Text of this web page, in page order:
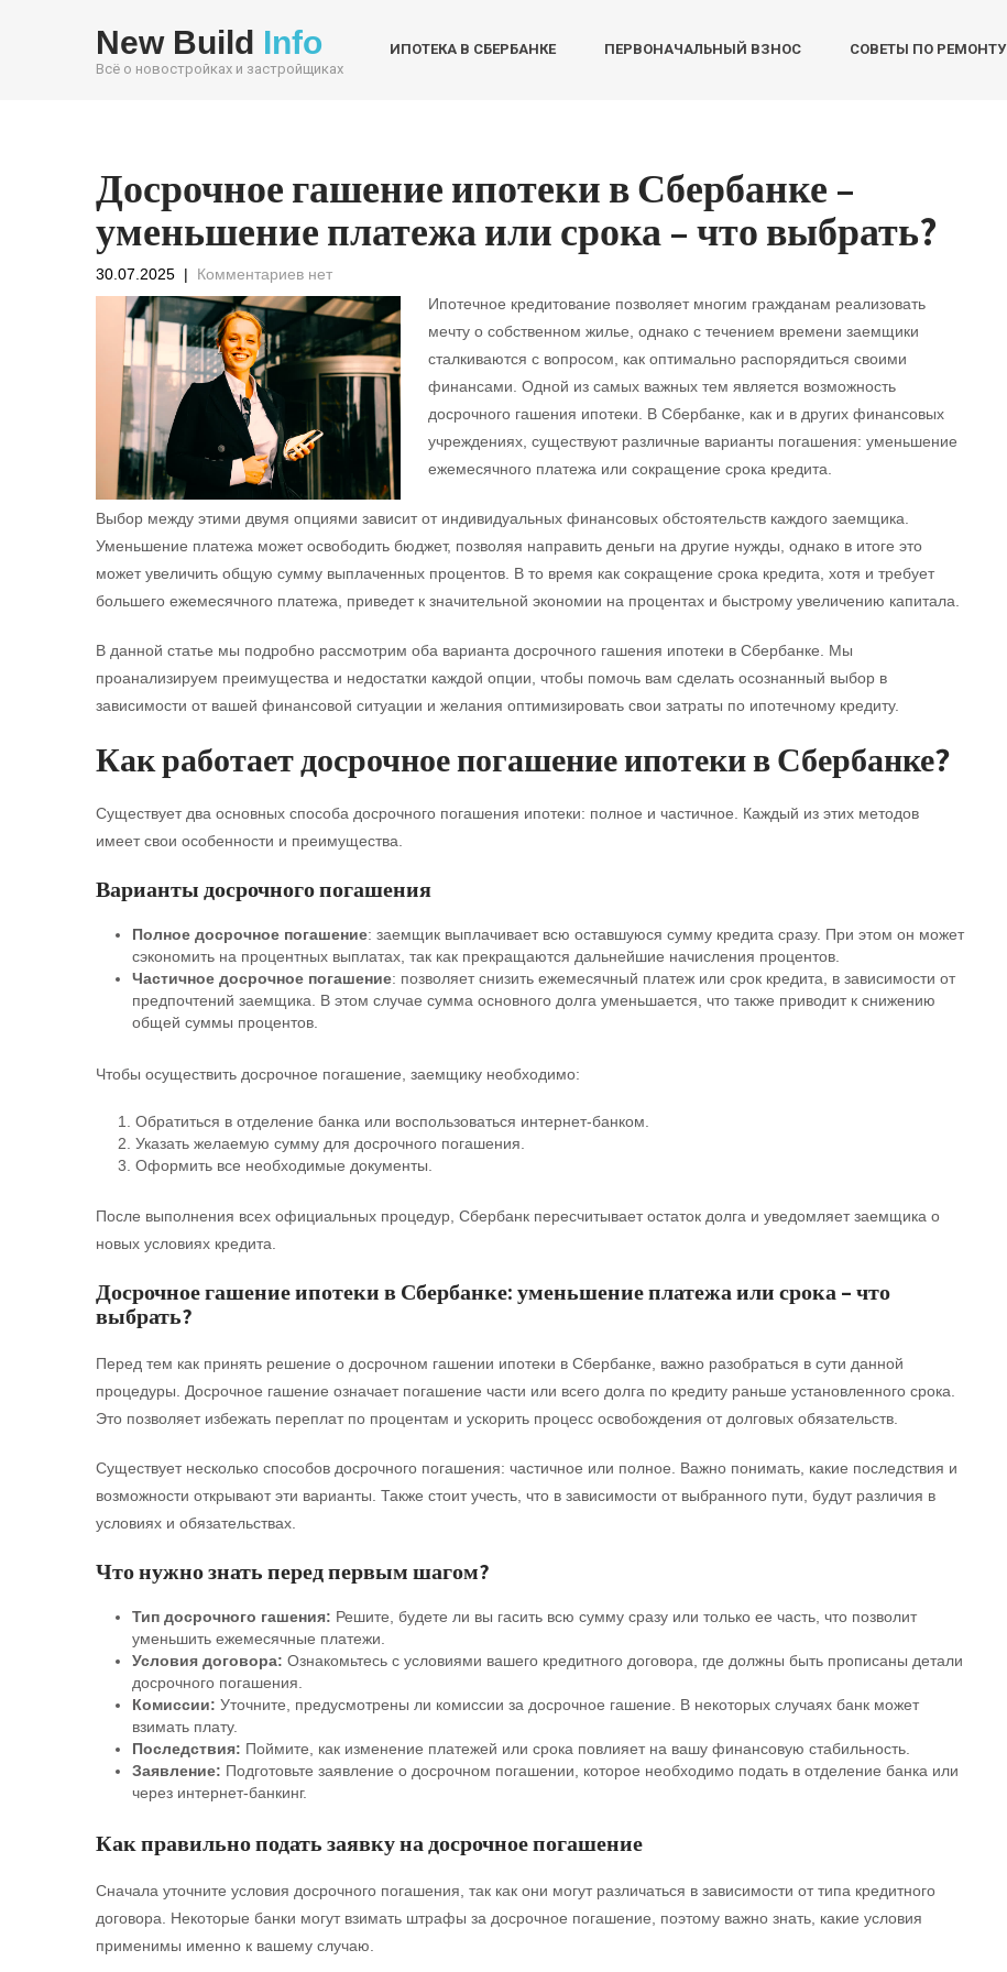
New Build Info
Всё о новостройках и застройщиках
ИПОТЕКА В СБЕРБАНКЕ ПЕРВОНАЧАЛЬНЫЙ ВЗНОС СОВЕТЫ ПО РЕМОНТУ
Досрочное гашение ипотеки в Сбербанке –
уменьшение платежа или срока – что выбрать?
30.07.2025 | Комментариев нет
Ипотечное кредитование позволяет многим гражданам реализовать
мечту о собственном жилье, однако с течением времени заемщики
сталкиваются с вопросом, как оптимально распорядиться своими
финансами. Одной из самых важных тем является возможность
досрочного гашения ипотеки. В Сбербанке, как и в других финансовых
учреждениях, существуют различные варианты погашения: уменьшение
ежемесячного платежа или сокращение срока кредита.
Выбор между этими двумя опциями зависит от индивидуальных финансовых обстоятельств каждого заемщика.
Уменьшение платежа может освободить бюджет, позволяя направить деньги на другие нужды, однако в итоге это
может увеличить общую сумму выплаченных процентов. В то время как сокращение срока кредита, хотя и требует
большего ежемесячного платежа, приведет к значительной экономии на процентах и быстрому увеличению капитала.
В данной статье мы подробно рассмотрим оба варианта досрочного гашения ипотеки в Сбербанке. Мы
проанализируем преимущества и недостатки каждой опции, чтобы помочь вам сделать осознанный выбор в
зависимости от вашей финансовой ситуации и желания оптимизировать свои затраты по ипотечному кредиту.
Как работает досрочное погашение ипотеки в Сбербанке?
Существует два основных способа досрочного погашения ипотеки: полное и частичное. Каждый из этих методов
имеет свои особенности и преимущества.
Варианты досрочного погашения
Полное досрочное погашение: заемщик выплачивает всю оставшуюся сумму кредита сразу. При этом он может
сэкономить на процентных выплатах, так как прекращаются дальнейшие начисления процентов.
Частичное досрочное погашение: позволяет снизить ежемесячный платеж или срок кредита, в зависимости от
предпочтений заемщика. В этом случае сумма основного долга уменьшается, что также приводит к снижению
общей суммы процентов.
Чтобы осуществить досрочное погашение, заемщику необходимо:
Обратиться в отделение банка или воспользоваться интернет-банком.
Указать желаемую сумму для досрочного погашения.
Оформить все необходимые документы.
После выполнения всех официальных процедур, Сбербанк пересчитывает остаток долга и уведомляет заемщика о
новых условиях кредита.
Досрочное гашение ипотеки в Сбербанке: уменьшение платежа или срока – что
выбрать?
Перед тем как принять решение о досрочном гашении ипотеки в Сбербанке, важно разобраться в сути данной
процедуры. Досрочное гашение означает погашение части или всего долга по кредиту раньше установленного срока.
Это позволяет избежать переплат по процентам и ускорить процесс освобождения от долговых обязательств.
Существует несколько способов досрочного погашения: частичное или полное. Важно понимать, какие последствия и
возможности открывают эти варианты. Также стоит учесть, что в зависимости от выбранного пути, будут различия в
условиях и обязательствах.
Что нужно знать перед первым шагом?
Тип досрочного гашения: Решите, будете ли вы гасить всю сумму сразу или только ее часть, что позволит
уменьшить ежемесячные платежи.
Условия договора: Ознакомьтесь с условиями вашего кредитного договора, где должны быть прописаны детали
досрочного погашения.
Комиссии: Уточните, предусмотрены ли комиссии за досрочное гашение. В некоторых случаях банк может
взимать плату.
Последствия: Поймите, как изменение платежей или срока повлияет на вашу финансовую стабильность.
Заявление: Подготовьте заявление о досрочном погашении, которое необходимо подать в отделение банка или
через интернет-банкинг.
Как правильно подать заявку на досрочное погашение
Сначала уточните условия досрочного погашения, так как они могут различаться в зависимости от типа кредитного
договора. Некоторые банки могут взимать штрафы за досрочное погашение, поэтому важно знать, какие условия
применимы именно к вашему случаю.